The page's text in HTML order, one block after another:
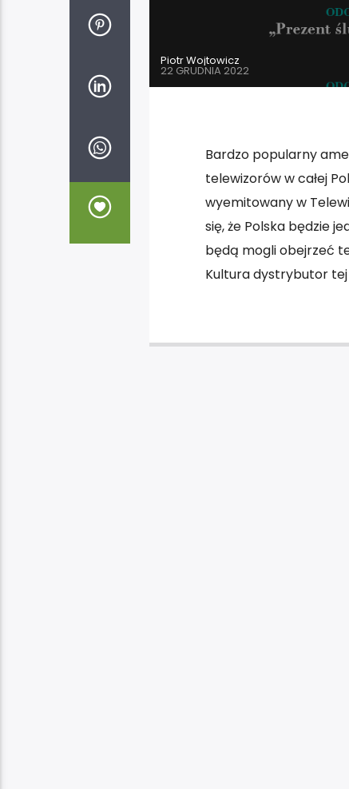
Piotr Wojtowicz
22 GRUDNIA 2022
Bardzo popularny
telewizorów w całej
wyemitowany w
się, że Polska będzie
będą mogli obejrzeć
Kultura dystrybutor